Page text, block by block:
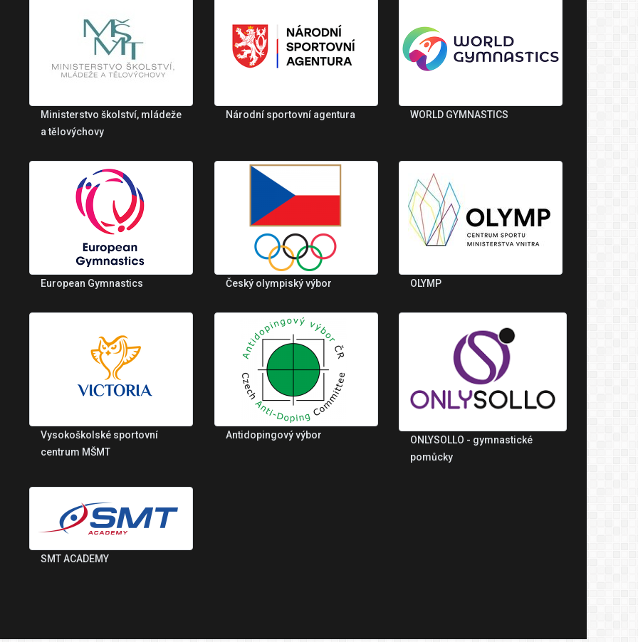
Ministerstvo školství, mládeže
a tělovýchovy
Národní sportovní agentura WORLD GYMNASTICS
European Gymnastics Český olympiský výbor OLYMP
Vysokoškolské sportovní
centrum MŠMT
Antidopingový výbor
ONLYSOLLO - gymnastické
pomůcky
SMT ACADEMY